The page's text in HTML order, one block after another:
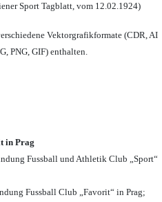
Sport Tagblatt, vom 12.02.1924)
Vektorgrafikformate (CDR, AI
PNG, GIF) enthalten.
in Prag
Fussball und Athletik Club „Sport“
Fussball Club „Favorit“ in Prag;